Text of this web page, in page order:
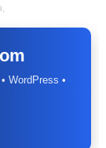
WordPress •